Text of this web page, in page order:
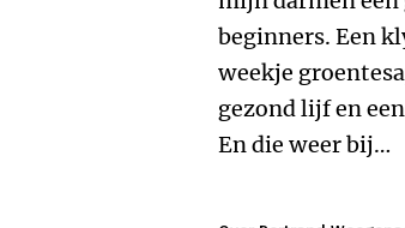
beginners. Een
weekje
gezond lijf en
En die weer bij…